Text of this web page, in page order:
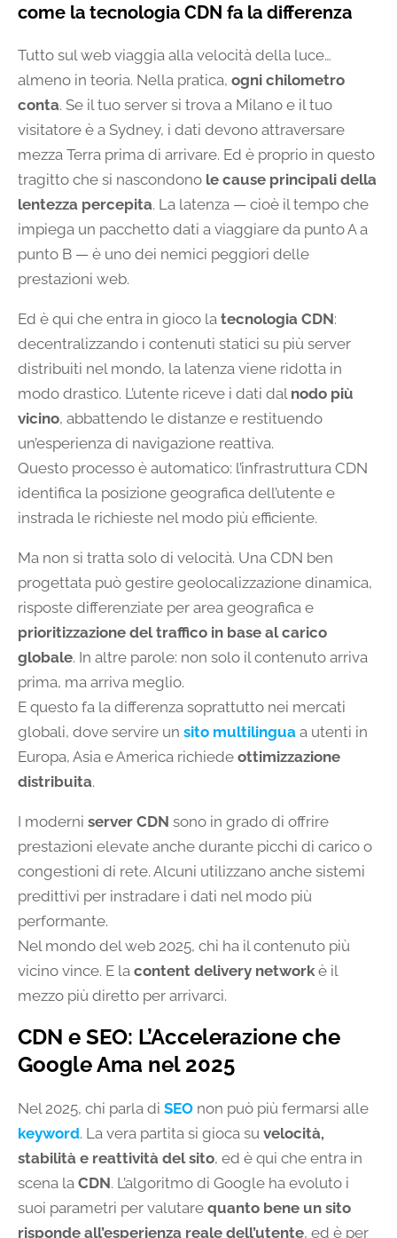
come la tecnologia CDN fa la differenza
Tutto sul web viaggia alla velocità della luce…
almeno in teoria. Nella pratica, ogni chilometro
conta. Se il tuo server si trova a Milano e il tuo
visitatore è a Sydney, i dati devono attraversare
mezza Terra prima di arrivare. Ed è proprio in questo
tragitto che si nascondono le cause principali della
lentezza percepita. La latenza — cioè il tempo che
impiega un pacchetto dati a viaggiare da punto A a
punto B — è uno dei nemici peggiori delle
prestazioni web.
Ed è qui che entra in gioco la tecnologia CDN:
decentralizzando i contenuti statici su più server
distribuiti nel mondo, la latenza viene ridotta in
modo drastico. L’utente riceve i dati dal nodo più
vicino, abbattendo le distanze e restituendo
un’esperienza di navigazione reattiva.
Questo processo è automatico: l’infrastruttura CDN
identifica la posizione geografica dell’utente e
instrada le richieste nel modo più efficiente.
Ma non si tratta solo di velocità. Una CDN ben
progettata può gestire geolocalizzazione dinamica,
risposte differenziate per area geografica e
prioritizzazione del traffico in base al carico
globale. In altre parole: non solo il contenuto arriva
prima, ma arriva meglio.
E questo fa la differenza soprattutto nei mercati
globali, dove servire un sito multilingua a utenti in
Europa, Asia e America richiede ottimizzazione
distribuita.
I moderni server CDN sono in grado di offrire
prestazioni elevate anche durante picchi di carico o
congestioni di rete. Alcuni utilizzano anche sistemi
predittivi per instradare i dati nel modo più
performante.
Nel mondo del web 2025, chi ha il contenuto più
vicino vince. E la content delivery networkè il
mezzo più diretto per arrivarci.
CDN e SEO: L’Accelerazione che
Google Ama nel 2025
Nel 2025, chi parla di SEO non può più fermarsi alle
keyword. La vera partita si gioca su velocità,
stabilità e reattività del sito, ed è qui che entra in
scena la CDN. L’algoritmo di Google ha evoluto i
suoi parametri per valutare quanto bene un sito
risponde all’esperienza reale dell’utente, ed è per